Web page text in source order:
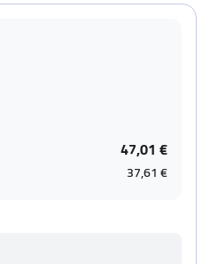
47,01 €
37,61 €